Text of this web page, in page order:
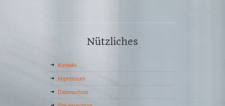
Nützliches
Kontakt
Impressum
Datenschutz